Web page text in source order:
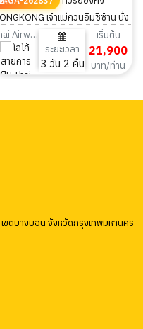
เจ้าแม่กวนอิมซีซ้าน นั่ง
ะเช้านองปิง ขอพรด้วยศรัทธา เติม
ลังให้ชีวิต 3 วัน 2 คืน
Thai Airways
ระยะเวลา
3 วัน 2 คืน
เริ่มต้น
21,900
บาท/ท่าน
ตบางบอน จังหวัดกรุงเทพมหานคร